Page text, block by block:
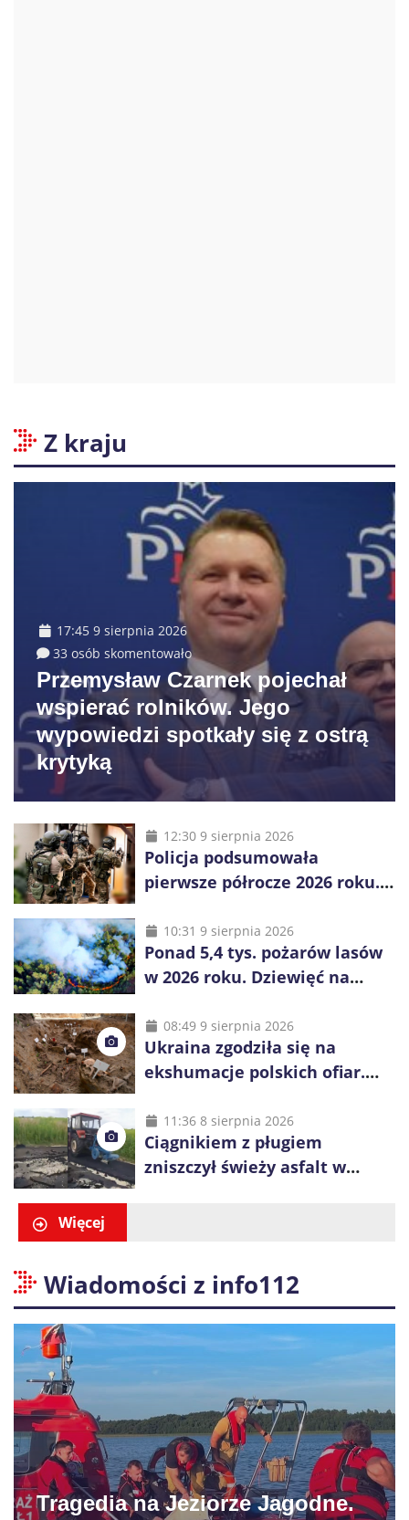
Z kraju
17:45 9 sierpnia 2026
33 osób skomentowało
Przemysław Czarnek pojechał
wspierać rolników. Jego
wypowiedzi spotkały się z ostrą
krytyką
12:30 9 sierpnia 2026
Policja podsumowała
pierwsze półrocze 2026 roku.
zabezpieczonych narkotyków
10:31 9 sierpnia 2026
Ponad 5,4 tys. pożarów lasów
w 2026 roku. Dziewięć na
08:49 9 sierpnia 2026
Ukraina zgodziła się na
ekshumacje polskich ofiar.
i Ugły
11:36 8 sierpnia 2026
Ciągnikiem z pługiem
zniszczył świeży asfalt w
Więcej
Wiadomości z info112
Tragedia na Jeziorze Jagodne.